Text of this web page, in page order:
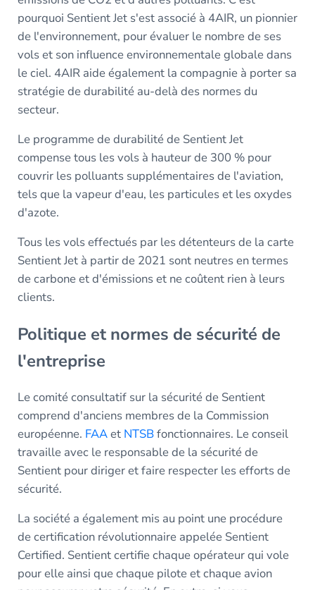
pourquoi Sentient Jet s'est associé à 4AIR, un pionnier
de l'environnement, pour évaluer le nombre de ses
vols et son influence environnementale globale dans
le ciel. 4AIR aide également la compagnie à porter sa
stratégie de durabilité au-delà des normes du
secteur.
Le programme de durabilité de Sentient Jet
compense tous les vols à hauteur de 300 % pour
couvrir les polluants supplémentaires de l'aviation,
tels que la vapeur d'eau, les particules et les oxydes
d'azote.
Tous les vols effectués par les détenteurs de la carte
Sentient Jet à partir de 2021 sont neutres en termes
de carbone et d'émissions et ne coûtent rien à leurs
clients.
Politique et normes de sécurité de
l'entreprise
Le comité consultatif sur la sécurité de Sentient
comprend d'anciens membres de la Commission
européenne. FAAet NTSBfonctionnaires. Le conseil
travaille avec le responsable de la sécurité de
Sentient pour diriger et faire respecter les efforts de
sécurité.
La société a également mis au point une procédure
de certification révolutionnaire appelée Sentient
Certified. Sentient certifie chaque opérateur qui vole
pour elle ainsi que chaque pilote et chaque avion